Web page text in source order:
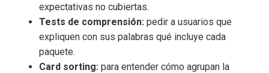
expectativas no cubiertas.
Tests de comprensión: pedir a usuarios que
expliquen con sus palabras qué incluye cada
paquete.
Card sorting: para entender cómo agrupan la